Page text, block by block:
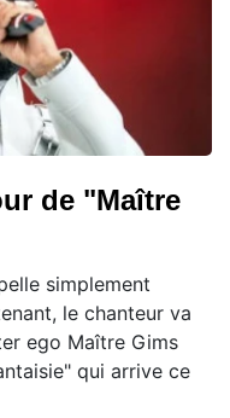
de "Maître
simplement
le chanteur va
ego Maître Gims
qui arrive ce